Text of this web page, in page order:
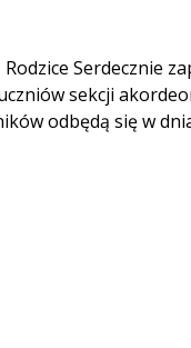
Serdecznie
sekcji
odbędą się w